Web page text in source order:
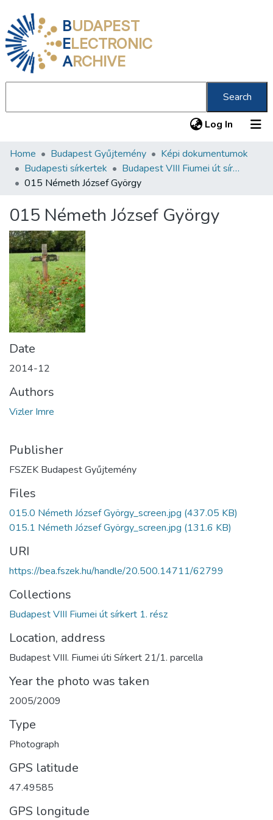
BUDAPEST
ELECTRONIC
ARCHIVE
Search
Log In (current)
Communities & Collections
All of DSpace
About us
Home Budapest Gyűjtemény
Képi dokumentumok
Budapesti sírkertek
Budapest VIII Fiumei út sírkert 1. rész
015 Németh József György
015 Németh József György
Date
2014-12
Authors
Vizler Imre
Publisher
FSZEK Budapest Gyűjtemény
Files
015.0 Németh József György_screen.jpg (437.05 KB)
015.1 Németh József György_screen.jpg (131.6 KB)
URI
https://bea.fszek.hu/handle/20.500.14711/62799
Collections
Budapest VIII Fiumei út sírkert 1. rész
Location, address
Budapest VIII. Fiumei úti Sírkert 21/1. parcella
Year the photo was taken
2005/2009
Type
Photograph
GPS latitude
47.49585
GPS longitude